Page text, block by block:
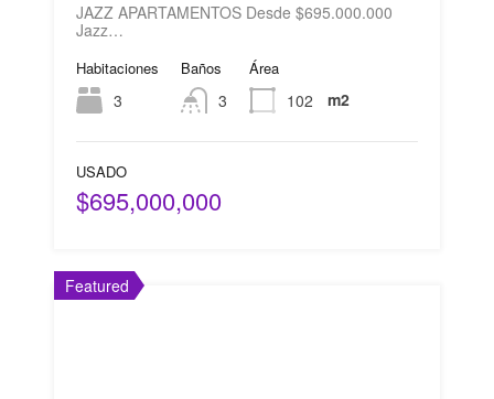
JAZZ APARTAMENTOS Desde $695.000.000
Jazz…
Habitaciones
3
Baños
3
Área
102 m2
USADO
$695,000,000
Featured